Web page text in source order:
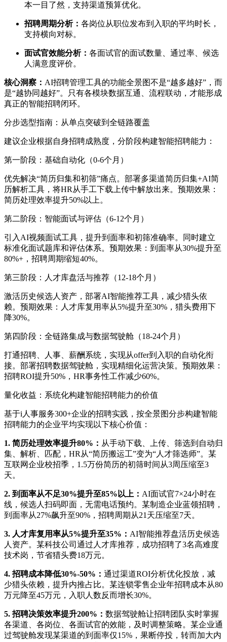
本一目了然，支持渠道预算优化。
招聘周期分析： 各岗位从职位发布到入职的平均时长，
支持横向对标。
面试官效能分析： 各面试官的面试数量、通过率、候选
人满意度评价。
核心洞察： AI招聘管理工具的功能全景图不是“越多越好”，而
是“越协同越好”。只有各模块数据互通、流程联动，才能形成
真正的智能招聘闭环。
分步选型指南：从单点突破到全链路覆盖
建议企业根据自身招聘成熟度，分阶段构建智能招聘能力：
第一阶段：基础自动化（0-6个月）
优先解决“简历归集和初筛”痛点。部署多渠道简历归集+AI简
历解析工具，将HR从手工下载上传中解放出来。预期效果：
简历处理效率提升50%以上。
第二阶段：智能面试与评估（6-12个月）
引入AI视频面试工具，提升到面率和初筛准确率。同时建立
标准化面试题库和评估体系。预期效果：到面率从30%提升至
80%+，招聘周期缩短40%。
第三阶段：人才库盘活与推荐（12-18个月）
激活历史候选人资产，部署AI智能推荐工具，减少猎头依
赖。预期效果：人才库复用率从5%提升至30%，猎头费用下
降30%。
第四阶段：全链路集成与数据驾驶舱（18-24个月）
打通招聘、人事、薪酬系统，实现从offer到入职的自动化衔
接。部署招聘数据驾驶舱，实现精细化运营决策。预期效果：
招聘ROI提升50%，HR事务性工作减少60%。
量化收益：系统化构建智能招聘能力的价值
基于i人事服务300+企业的招聘实践，按全景图分步构建智能
招聘能力的企业平均实现以下核心价值：
1. 简历处理效率提升80%： 从手动下载、上传、筛选到自动归
集、解析、匹配，HR从“简历搬运工”变为“人才筛选师”。某
互联网企业校招季，1.5万份简历的初筛时间从3周压缩至3
天。
2. 到面率从不足30%提升至85%以上： AI面试官7×24小时在
线，候选人扫码即面，无需电话预约。某制造企业蓝领招聘，
到面率从27%飙升至90%，招聘周期从21天压缩至7天。
3. 人才库复用率从5%提升至35%： AI智能推荐盘活历史候选
人资产。某科技公司通过人才库推荐，成功招聘了3名高难度
技术岗，节省猎头费18万元。
4. 招聘成本降低30%-50%： 通过渠道ROI分析优化投放，减
少猎头依赖，提升内推占比。某连锁零售企业年招聘成本从80
万元降至45万元，入职人数反而增长30%。
5. 招聘决策效率提升200%： 数据驾驶舱让招聘团队实时掌握
各渠道、各岗位、各面试官的效能，及时调整策略。某企业通
过驾驶舱发现某渠道的到面率仅15%，果断停投，转而加大内